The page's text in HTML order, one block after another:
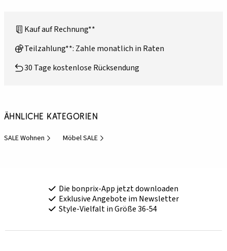
Kauf auf Rechnung**
Teilzahlung**: Zahle monatlich in Raten
30 Tage kostenlose Rücksendung
Ähnliche Kategorien
SALE Wohnen Möbel SALE
Die bonprix-App jetzt downloaden
Exklusive Angebote im Newsletter
Style-Vielfalt in Größe 36-54